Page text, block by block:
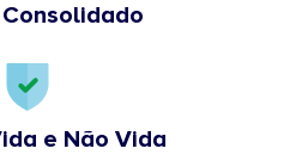
e Não Vida